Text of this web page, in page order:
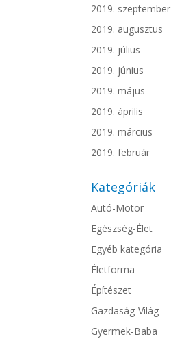
2019. szeptember
2019. augusztus
2019. július
2019. június
2019. május
2019. április
2019. március
2019. február
Kategóriák
Autó-Motor
Egészség-Élet
Egyéb kategória
Életforma
Építészet
Gazdaság-Világ
Gyermek-Baba